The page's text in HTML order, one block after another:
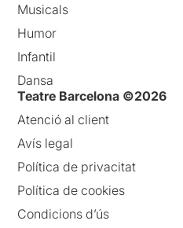
Musicals
Humor
Infantil
Dansa
Teatre Barcelona ©2026
Atenció al client
Avís legal
Política de privacitat
Política de cookies
Condicions d’ús